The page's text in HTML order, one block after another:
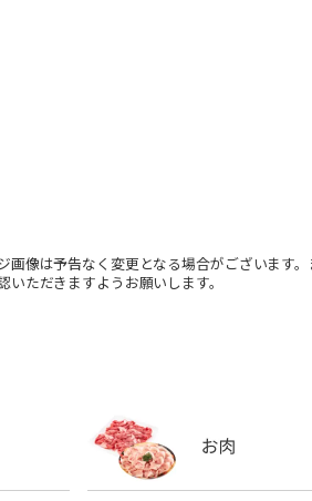
像は予告なく変更となる場合がございます
ただきますようお願いします。